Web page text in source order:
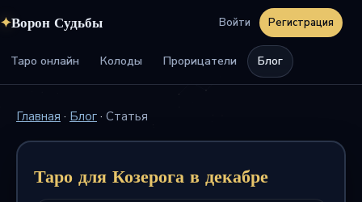
✦Ворон Судьбы
Таро онлайн Колоды Прорицатели Блог
Войти Регистрация
Главная · Блог · Статья
Таро для Козерога в декабре